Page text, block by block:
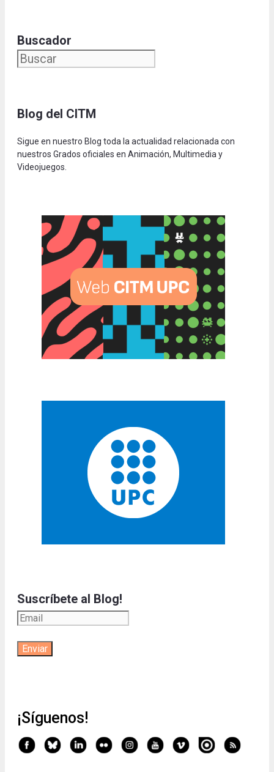
Buscador
Blog del CITM
Sigue en nuestro Blog toda la actualidad relacionada con
nuestros Grados oficiales en Animación, Multimedia y
Videojuegos.
Suscríbete al Blog!
¡Síguenos!